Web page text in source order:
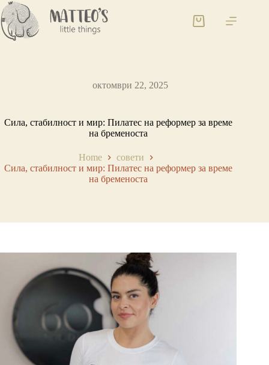
октомври 22, 2025
Сила, стабилност и мир: Пилатес на реформер за време
на бременоста
Home
совети
Сила, стабилност и мир: Пилатес на реформер за време
на бременоста